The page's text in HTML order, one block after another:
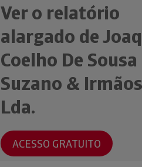
Ver o relatório
alargado de
Coelho De Sousa
Suzano &
Lda.
ACESSO GRATUITO